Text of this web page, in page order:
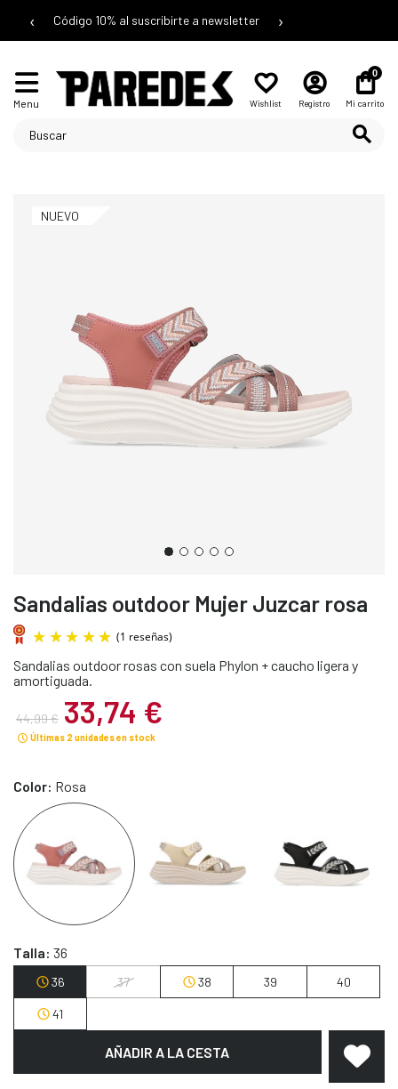
‹ Código 10% al suscribirte a newsletter ›
Menu Wishlist Registro
0
Mi carrito
NUEVO
Sandalias outdoor Mujer Juzcar rosa
Sandalias outdoor rosas con suela Phylon + caucho ligera y
amortiguada.
44,99 € 33,74 €
Últimas 2 unidades en stock
Color: Rosa
Talla: 36
36 37 38 39 40
41
AÑADIR A LA CESTA